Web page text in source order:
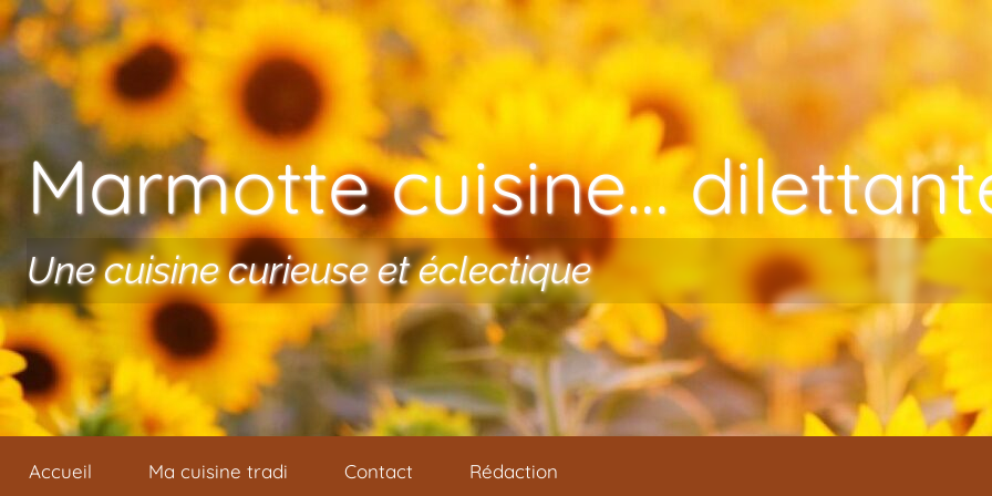
Aller au contenu
Marmotte cuisine…
Une cuisine curieuse et éclectique
Accueil Ma cuisine tradi Contact Rédaction